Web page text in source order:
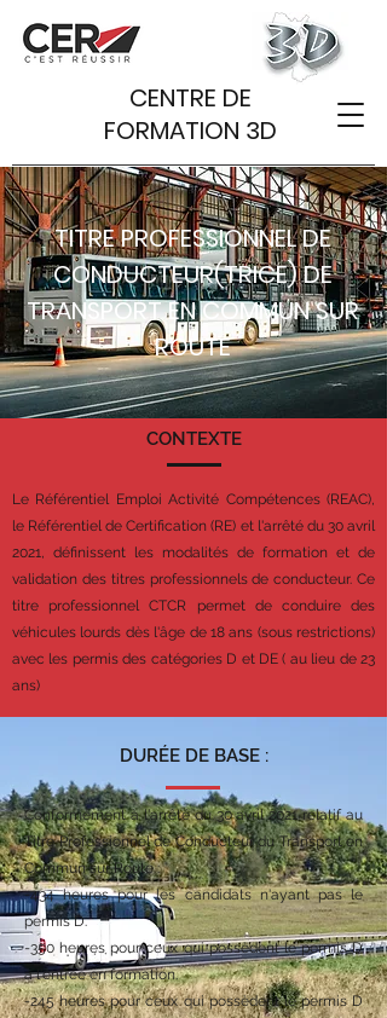
CENTRE DE
FORMATION 3D
TITRE PROFESSIONNEL DE
CONDUCTEUR(TRICE) DE
TRANSPORT EN COMMUN SUR
ROUTE
CONTEXTE
Le Référentiel Emploi Activité Compétences (REAC),
le Référentiel de Certification (RE) et l'arrêté du 30 avril
2021, définissent les modalités de formation et de
validation des titres professionnels de conducteur. Ce
titre professionnel CTCR permet de conduire des
véhicules lourds dès l'âge de 18 ans (sous restrictions)
avec les permis des catégories D et DE ( au lieu de 23
ans)
DURÉE DE BASE :
Conformément à l'arrêté du 30 avril 2021 relatif au
Titre Professionnel de Conducteur du Transport en
Commun sur Route :
-434 heures pour les candidats n'ayant pas le
permis D.
-350 heures pour ceux qui possèdent le permis D
à l'entrée en formation.
-245 heures pour ceux qui possèdent le permis D